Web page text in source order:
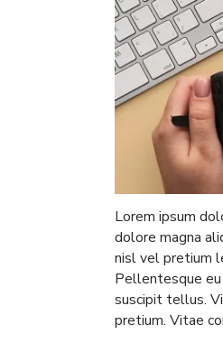
Lorem ipsum
dolore magna
nisl vel pretium
Pellentesque eu
suscipit tellus.
pretium. Vitae